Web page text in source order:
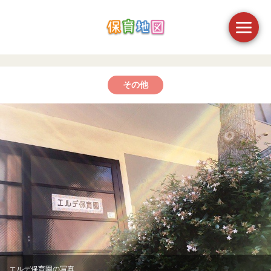
その他
エルデ保育園の写真